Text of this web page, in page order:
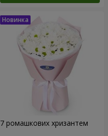
7 ромашкових хризантем